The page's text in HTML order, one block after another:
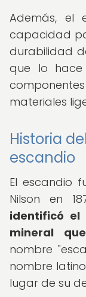
Además, el
capacidad
durabilidad
que lo
materiales
Historia
escandio
El escandio
Nilson en
identificó el
mineral
nombre
nombre
lugar de su